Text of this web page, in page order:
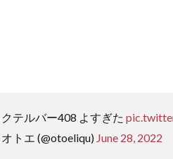
クテルバー408 よすぎた
トエ (@otoeliqu) June 28, 2022